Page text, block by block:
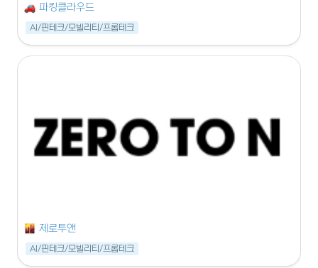
파킹클라우드
AI/핀테크/모빌리티/프롭테크
제로투앤
AI/핀테크/모빌리티/프롭테크